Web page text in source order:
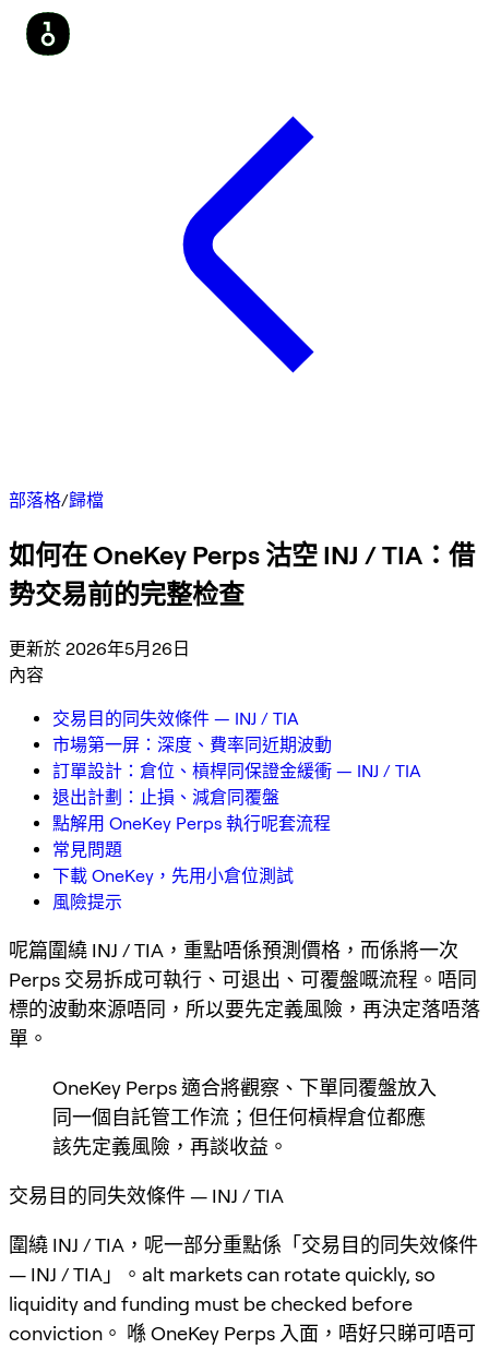
部落格/歸檔
如何在 OneKey Perps 沽空 INJ / TIA：借
势交易前的完整检查
更新於 2026年5月26日
內容
交易目的同失效條件 — INJ / TIA
市場第一屏：深度、費率同近期波動
訂單設計：倉位、槓桿同保證金緩衝 — INJ / TIA
退出計劃：止損、減倉同覆盤
點解用 OneKey Perps 執行呢套流程
常見問題
下載 OneKey，先用小倉位測試
風險提示
呢篇圍繞 INJ / TIA，重點唔係預測價格，而係將一次
Perps 交易拆成可執行、可退出、可覆盤嘅流程。唔同
標的波動來源唔同，所以要先定義風險，再決定落唔落
單。
OneKey Perps 適合將觀察、下單同覆盤放入
同一個自託管工作流；但任何槓桿倉位都應
該先定義風險，再談收益。
交易目的同失效條件 — INJ / TIA
圍繞 INJ / TIA，呢一部分重點係「交易目的同失效條件
— INJ / TIA」。alt markets can rotate quickly, so
liquidity and funding must be checked before
conviction。 喺 OneKey Perps 入面，唔好只睇可唔可